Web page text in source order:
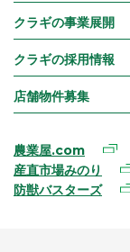
クラギの事業展開
クラギの採用情報
店舗物件募集
農業屋.com
産直市場みのり
防獣バスターズ